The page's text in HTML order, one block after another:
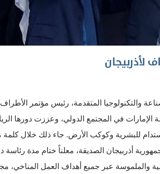
لأذربيجان
الإمارات في المجتمع الدولي، وعززت دورها
مستدام للبشرية وكوكب الأرض. جاء ذلك خلال كلمة
أذربيجان الصديقة، معلناً ختام مدة رئاسة
والملموسة عبر جميع أهداف العمل المناخي،